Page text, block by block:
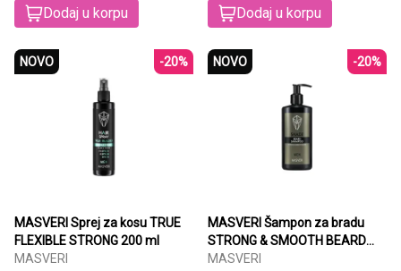
Dodaj u korpu Dodaj u korpu
NOVO -20%
MASVERI Sprej za kosu TRUE
FLEXIBLE STRONG 200 ml
MASVERI
NOVO -20%
MASVERI Šampon za bradu
STRONG & SMOOTH BEARD
150 ml
MASVERI